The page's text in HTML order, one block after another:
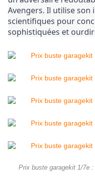
Avengers. Il utilise son
scientifiques pour
sophistiquées et
Prix buste garagekit 1/7e